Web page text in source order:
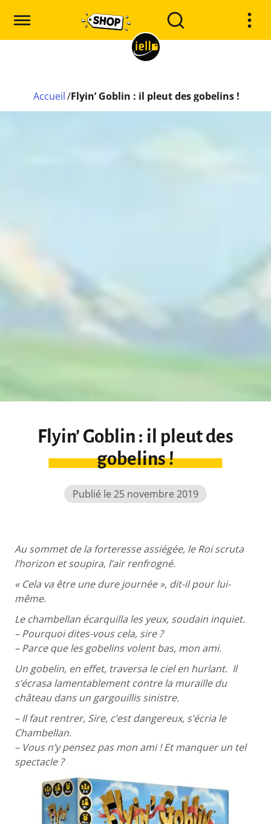
Accueil /Flyin’ Goblin : il pleut des gobelins !
Flyin’ Goblin : il pleut des
gobelins !
Publié le 25 novembre 2019
Au sommet de la forteresse assiégée, le Roi scruta
l’horizon et soupira, l’air renfrogné.
« Cela va être une dure journée », dit-il pour lui-
même.
Le chambellan écarquilla les yeux, soudain inquiet.
– Pourquoi dites-vous cela, sire ?
– Parce que les gobelins volent bas, mon ami.
Un gobelin, en effet, traversa le ciel en hurlant. Il
s’écrasa lamentablement contre la muraille du
château dans un gargouillis sinistre.
– Il faut rentrer, Sire, c’est dangereux, s’écria le
Chambellan.
– Vous n’y pensez pas mon ami ! Et manquer un tel
spectacle ?